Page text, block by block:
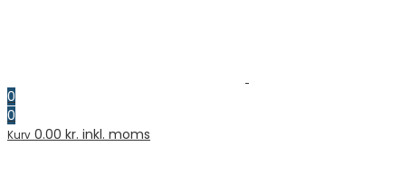
0
0
Kurv 0.00 kr. inkl. moms